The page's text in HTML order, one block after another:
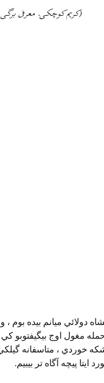
(کریم کوچکی. معرفی برگی
دولائي ميانم بيده بوم
اوج بيگيفتوبو كي
خوردي ، متاسفانه
ايتا پيچه آگاه تر بيبيم.